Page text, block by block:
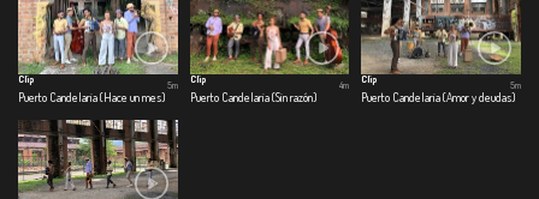
Clip
Puerto Candelaria (Hace un mes)
5m
Clip
Puerto Candelaria (Sin razón)
4m
Clip
Puerto Candelaria (Amor y deudas)
5m